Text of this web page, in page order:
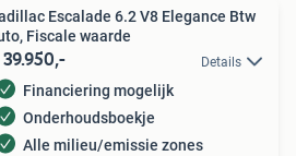
Escalade 6.2 V8 Elegance Btw
Fiscale waarde
Details
Financiering mogelijk
Onderhoudsboekje
Alle milieu/emissie zones